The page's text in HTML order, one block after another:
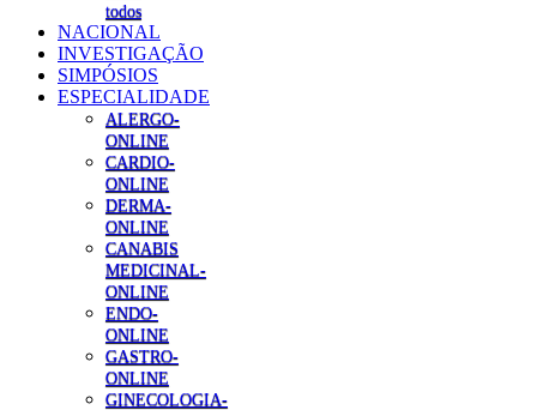
todos
NACIONAL
INVESTIGAÇÃO
SIMPÓSIOS
ESPECIALIDADE
ALERGO-
ONLINE
CARDIO-
ONLINE
DERMA-
ONLINE
CANABIS
MEDICINAL-
ONLINE
ENDO-
ONLINE
GASTRO-
ONLINE
GINECOLOGIA-